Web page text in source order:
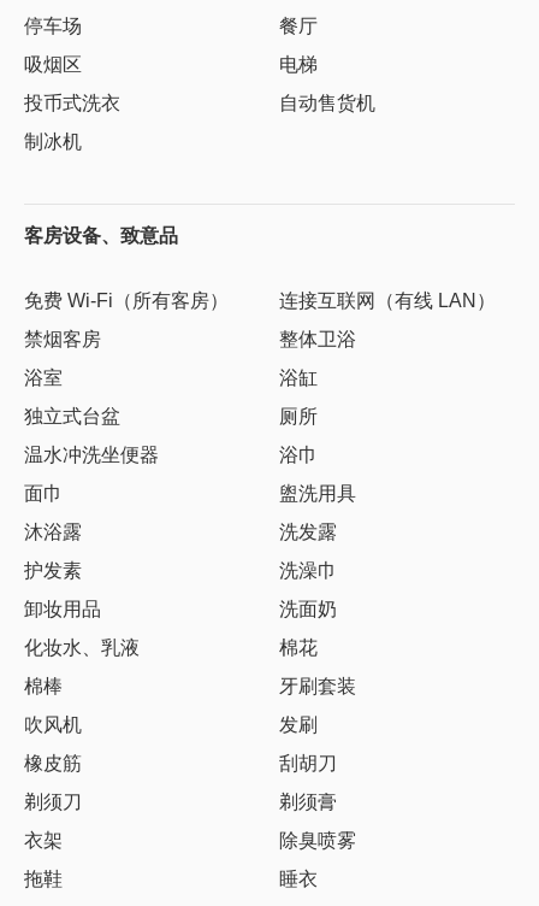
停车场
餐厅
吸烟区
电梯
投币式洗衣
自动售货机
制冰机
客房设备、致意品
免费 Wi-Fi（所有客房）
连接互联网（有线 LAN）
禁烟客房
整体卫浴
浴室
浴缸
独立式台盆
厕所
温水冲洗坐便器
浴巾
面巾
盥洗用具
沐浴露
洗发露
护发素
洗澡巾
卸妆用品
洗面奶
化妆水、乳液
棉花
棉棒
牙刷套装
吹风机
发刷
橡皮筋
刮胡刀
剃须刀
剃须膏
衣架
除臭喷雾
拖鞋
睡衣